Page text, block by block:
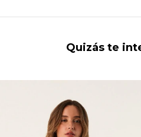
Quizás te